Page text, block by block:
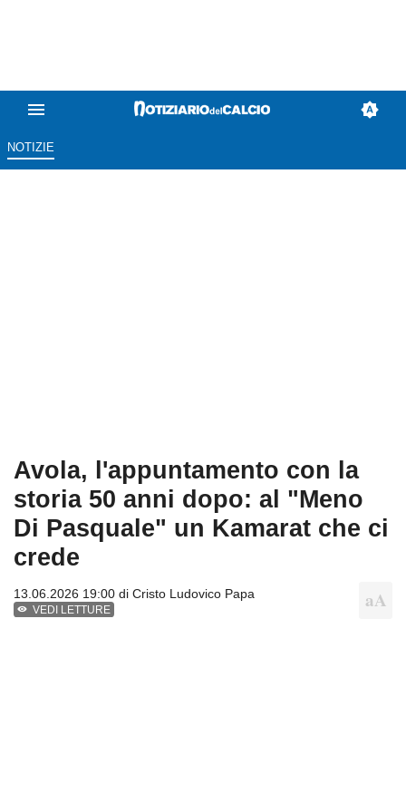
NOTIZIE
Avola, l'appuntamento con la
storia 50 anni dopo: al "Meno
Di Pasquale" un Kamarat che ci
crede
13.06.2026 19:00 di Cristo Ludovico Papa
VEDI LETTURE